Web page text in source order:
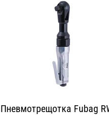
Пневмотрещотка Fubag